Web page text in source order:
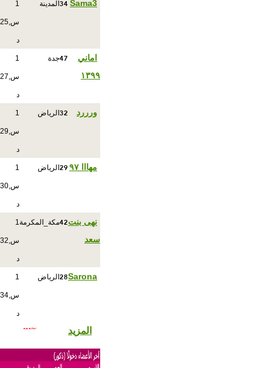
Sama3
34 المدينة 1
س,25
د
اماني
١٣٩٩
47جدة 1
س,27
د
ورررد 32 الرياض 1
س,29
د
مهااا ٩٧ 29 الرياض 1
س,30
د
نهى بنت
سعد
42مكة_المكرمة1
س,32
د
Sarona
28 الرياض 1
س,34
د
المزيد